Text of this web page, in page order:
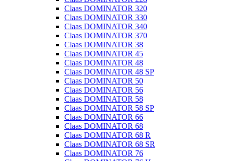
Claas DOMINATOR 320
Claas DOMINATOR 330
Claas DOMINATOR 340
Claas DOMINATOR 370
Claas DOMINATOR 38
Claas DOMINATOR 45
Claas DOMINATOR 48
Claas DOMINATOR 48 SP
Claas DOMINATOR 50
Claas DOMINATOR 56
Claas DOMINATOR 58
Claas DOMINATOR 58 SP
Claas DOMINATOR 66
Claas DOMINATOR 68
Claas DOMINATOR 68 R
Claas DOMINATOR 68 SR
Claas DOMINATOR 76